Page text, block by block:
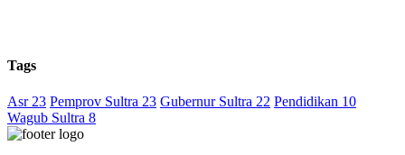
Tags
Asr 23 Pemprov Sultra 23 Gubernur Sultra 22 Pendidikan 10
Wagub Sultra 8